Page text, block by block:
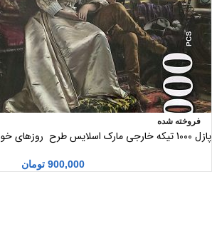
فروخته شده
پازل 1000 تیکه خارجی مارک اسلایس طرح روزهای خوش Happy Days
900,000 تومان